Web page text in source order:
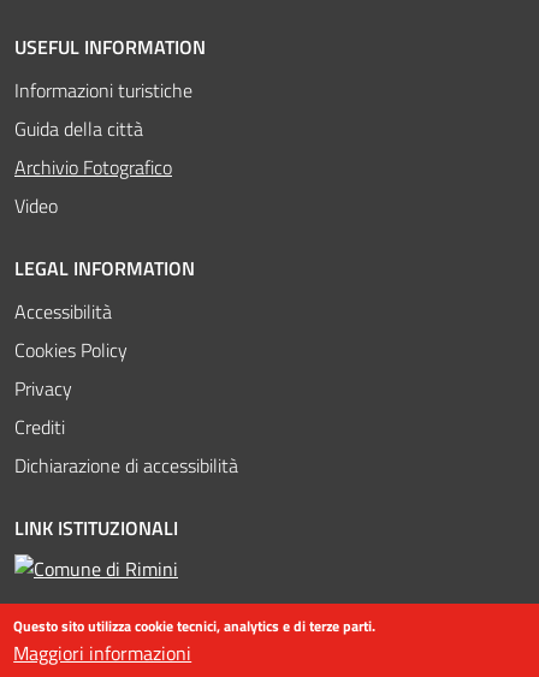
USEFUL INFORMATION
Informazioni turistiche
Guida della città
Archivio Fotografico
Video
LEGAL INFORMATION
Accessibilità
Cookies Policy
Privacy
Crediti
Dichiarazione di accessibilità
LINK ISTITUZIONALI
Questo sito utilizza cookie tecnici, analytics e di terze parti.
Maggiori informazioni